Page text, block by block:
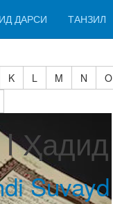
ДАРСИ ТАНЗИЛ
K L M N O
I Ҳадид
Suvayd